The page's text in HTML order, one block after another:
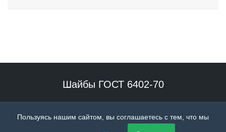
Шайбы ГОСТ 6402-70
высокого качества.
Пользуясь нашим сайтом, вы соглашаетесь с тем, что мы